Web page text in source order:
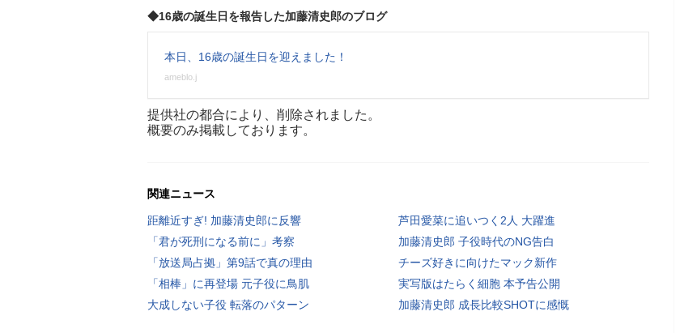
◆16歳の誕生日を報告した加藤清史郎のブログ
本日、16歳の誕生日を迎えました！
ameblo.j
提供社の都合により、削除されました。
概要のみ掲載しております。
関連ニュース
距離近すぎ! 加藤清史郎に反響
芦田愛菜に追いつく2人 大躍進
「君が死刑になる前に」考察
加藤清史郎 子役時代のNG告白
「放送局占拠」第9話で真の理由
チーズ好きに向けたマック新作
「相棒」に再登場 元子役に鳥肌
実写版はたらく細胞 本予告公開
大成しない子役 転落のパターン
加藤清史郎 成長比較SHOTに感慨